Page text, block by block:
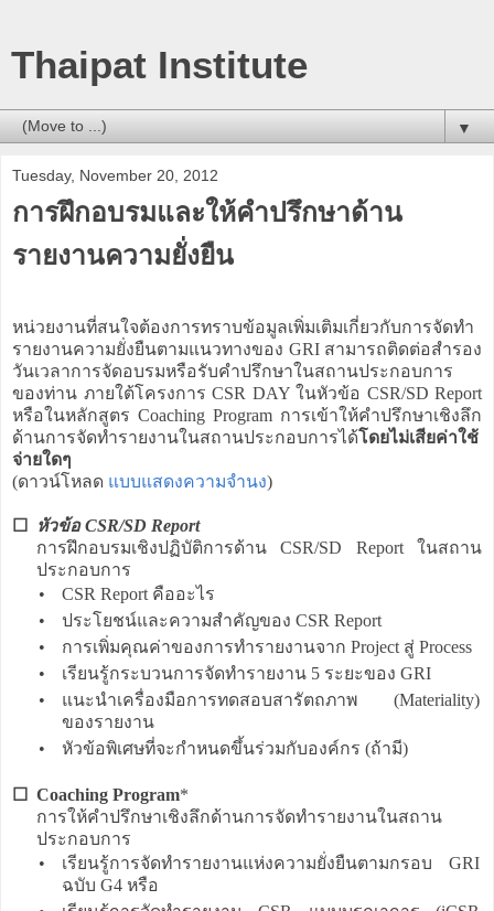
Thaipat Institute
▼
Tuesday, November 20, 2012
การฝึกอบรมและให้คำปรึกษาด้าน
รายงานความยั่งยืน
หน่วยงานที่สนใจต้องการทราบข้อมูลเพิ่มเติมเกี่ยวกับการจัดทำ
รายงานความยั่งยืนตามแนวทางของ GRI สามารถติดต่อสำรอง
วันเวลาการจัดอบรมหรือรับคำปรึกษาในสถานประกอบการ
ของท่าน ภายใต้โครงการ CSR DAY ในหัวข้อ CSR/SD Report
หรือในหลักสูตร Coaching Program การเข้าให้คำปรึกษาเชิงลึก
ด้านการจัดทำรายงานในสถานประกอบการได้โดยไม่เสียค่าใช้
จ่ายใดๆ
(ดาวน์โหลด แบบแสดงความจำนง)
☐
หัวข้อ CSR/SD Report
การฝึกอบรมเชิงปฏิบัติการด้าน CSR/SD Report ในสถาน
ประกอบการ
•
CSR Report คืออะไร
•
ประโยชน์และความสำคัญของ CSR Report
•
การเพิ่มคุณค่าของการทำรายงานจาก Project สู่ Process
•
เรียนรู้กระบวนการจัดทำรายงาน 5 ระยะของ GRI
•
แนะนำเครื่องมือการทดสอบสารัตถภาพ (Materiality)
ของรายงาน
•
หัวข้อพิเศษที่จะกำหนดขึ้นร่วมกับองค์กร (ถ้ามี)
☐ Coaching Program*
การให้คำปรึกษาเชิงลึกด้านการจัดทำรายงานในสถาน
ประกอบการ
•
เรียนรู้การจัดทำรายงานแห่งความยั่งยืนตามกรอบ GRI
ฉบับ G4 หรือ